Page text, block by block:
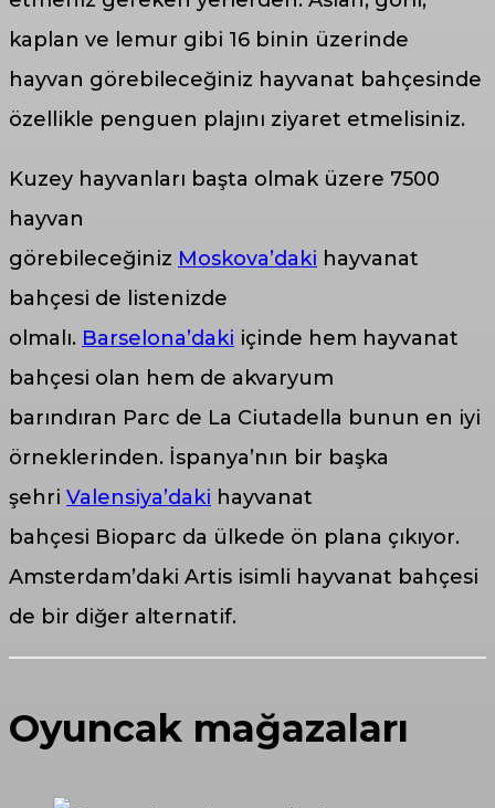
kaplan ve lemur gibi 16 binin üzerinde
hayvan görebileceğiniz hayvanat bahçesinde
özellikle penguen plajını ziyaret etmelisiniz.
Kuzey hayvanları başta olmak üzere 7500
hayvan
görebileceğiniz Moskova’daki hayvanat
bahçesi de listenizde
olmalı. Barselona’daki içinde hem hayvanat
bahçesi olan hem de akvaryum
barındıran Parc de La Ciutadella bunun en iyi
örneklerinden. İspanya’nın bir başka
şehri Valensiya’daki hayvanat
bahçesi Bioparc da ülkede ön plana çıkıyor.
Amsterdam’daki Artis isimli hayvanat bahçesi
de bir diğer alternatif.
Oyuncak mağazaları